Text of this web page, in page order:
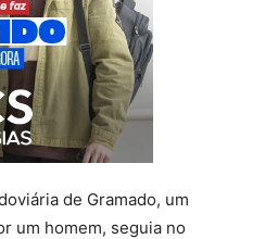
de Gramado, um
um homem, seguia no